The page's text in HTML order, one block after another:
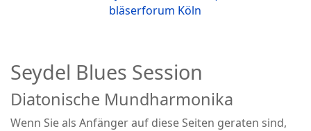
Seydel Blues Session
Diatonische Mundharmonika
Wenn Sie als Anfänger auf diese Seiten geraten sind,